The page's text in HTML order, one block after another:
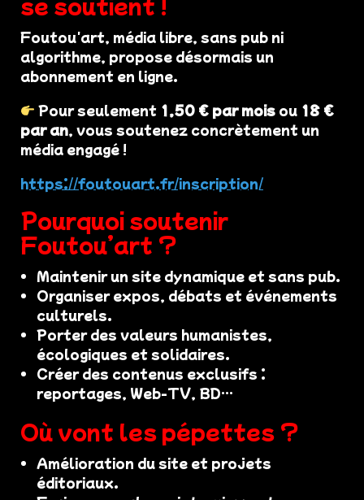
Foutou'art, média libre, sans pub ni
algorithme, propose désormais un
abonnement en ligne.
Pour seulement 1,50 € par mois ou 18 €
par an, vous soutenez concrètement un
média engagé !
https://foutouart.fr/inscription/
Pourquoi soutenir
Foutou’art ?
Maintenir un site dynamique et sans pub.
Organiser expos, débats et événements
culturels.
Porter des valeurs humanistes,
écologiques et solidaires.
Créer des contenus exclusifs :
reportages, Web-TV, BD…
Où vont les pépettes ?
Amélioration du site et projets
éditoriaux.